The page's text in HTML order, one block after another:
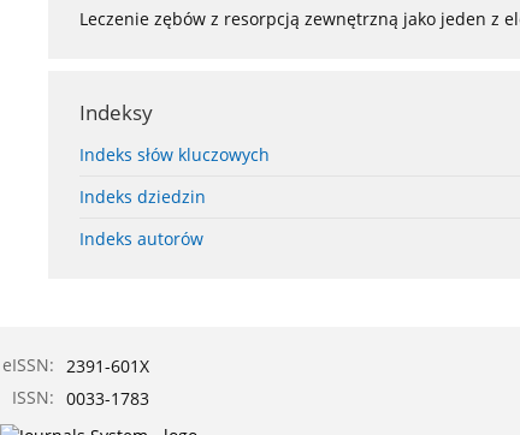
Leczenie zębów z resorpcją zewnętrzną jako jeden z
Indeksy
Indeks słów kluczowych
Indeks dziedzin
Indeks autorów
eISSN: 2391-601X
ISSN: 0033-1783